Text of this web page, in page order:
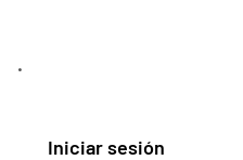
.
Iniciar sesión